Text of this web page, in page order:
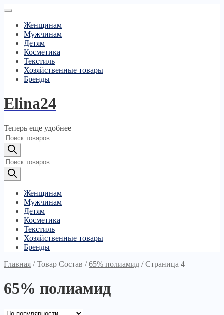
Женщинам
Мужчинам
Детям
Косметика
Текстиль
Хозяйственные товары
Бренды
Elina24
Теперь еще удобнее
Поиск
товаров
Поиск
товаров
Женщинам
Мужчинам
Детям
Косметика
Текстиль
Хозяйственные товары
Бренды
Главная /Товар Состав /65% полиамид /Страница 4
65% полиамид